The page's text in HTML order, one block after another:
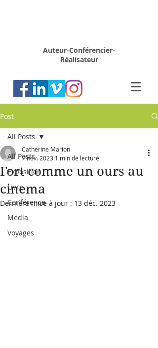
Auteur-Conférencier-
Réalisateur
Post
All Posts
Exposition
Livre
Conférence
Media
Voyages
All Posts
Fort comme un ours au
cinema
Catherine Marion
7 nov. 2023 1 min de lecture
Dernière mise à jour : 13 déc. 2023